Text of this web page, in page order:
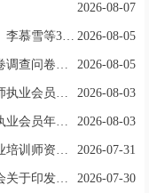
2026-08-07
北京注册会计师协会关于拟注销（撤销）李慕雪等34名执业注册会计师注册的公示 2026-08-05
北京注册会计师协会关于组织填写反内卷调查问卷的通知 2026-08-05
北京资产评估协会关于2026年资产评估师执业会员资格年度检验通过人员（第六批）的通告 2026-08-03
北京注册会计师协会关于开展2026年非执业会员年检工作的通知 2026-08-03
北京注册会计师协会关于公布第二批行业培训师资库人员名单的通知 2026-07-31
北京资产评估协会转发中国资产评估协会关于印发《资产评估机构业务质量控制指南》的通知 2026-07-30